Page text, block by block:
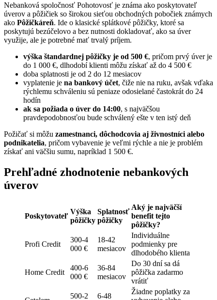
Nebanková spoločnosť Pohotovosť je známa ako poskytovateľ
úverov a pôžičiek so širokou sieťou obchodných pobočiek známych
ako Pôžičkáreň. Ide o klasické splátkové pôžičky, ktoré sa
poskytujú bezúčelovo a bez nutnosti dokladovať, ako sa úver
využije, ale je potrebné mať trvalý príjem.
výška štandardnej pôžičky je od 500 €, pričom prvý úver je
do 1 000 €, dlhodobí klienti môžu získať až do 4 500 €
doba splatnosti je od 2 do 12 mesiacov
vyplatenie je na bankový účet, čiže nie na ruku, avšak vďaka
rýchlemu schváleniu sú peniaze odosielané častokrát do 24
hodín
ak sa požiada o úver do 14:00, s najväčšou
pravdepodobnosťou bude schválený ešte v ten istý deň
Požičať si môžu zamestnanci, dôchodcovia aj živnostníci alebo
podnikatelia, pričom vybavenie je veľmi rýchle a nie je problém
získať ani väčšiu sumu, napríklad 1 500 €.
Prehľadné zhodnotenie nebankových
úverov
Poskytovateľ
Výška
pôžičky
Splatnosť
pôžičky
Aký je najväčší
benefit tejto
pôžičky?
Profi Credit
300-4
000 €
18-42
mesiacov
Individuálne
podmienky pre
dlhodobého klienta
Home Credit
400-6
000 €
36-84
mesiacov
Do 30 dní sa dá
pôžička zadarmo
vrátiť
500-2 6-48
Žiadne poplatky za